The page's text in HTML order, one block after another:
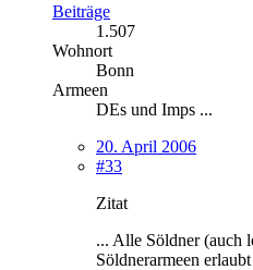
Beiträge
1.507
Wohnort
Bonn
Armeen
DEs und Imps ...
20. April 2006
#33
Zitat
... Alle Söldner (auch
Söldnerarmeen